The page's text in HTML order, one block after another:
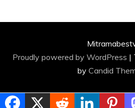
Proudly powered by WordPress |
by Candid